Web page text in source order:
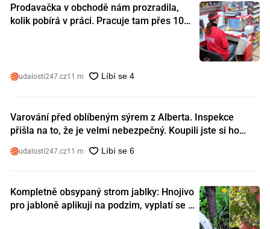
Prodavačka v obchodě nám prozradila,
kolik pobírá v práci. Pracuje tam přes 10
udalosti247.cz11 m
Varování před oblíbeným sýrem z Alberta. Inspekce
přišla na to, že je velmi nebezpečný. Koupili jste si ho
udalosti247.cz11 m
Kompletně obsypaný strom jablky: Hnojivo
pro jabloně aplikuji na podzim, vyplatí se s